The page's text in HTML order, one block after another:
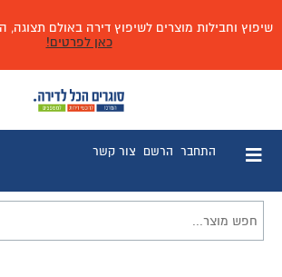
שיפוץ וחבילות מוצרים לשיפוץ דירה באולם תצוגה, האיזמל 4
כאן לפרטים!
התחבר הרשם צור קשר